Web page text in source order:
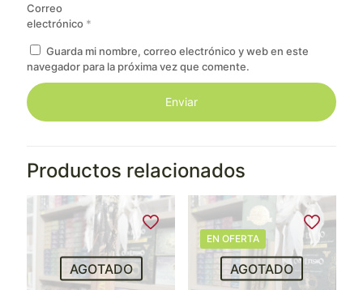
Correo
electrónico *
Guarda mi nombre, correo electrónico y web en este
navegador para la próxima vez que comente.
Productos relacionados
AGOTADO
EN OFERTA
AGOTADO